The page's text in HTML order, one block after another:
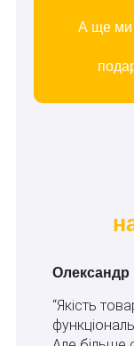
А ще ми
Олександр
“Якість